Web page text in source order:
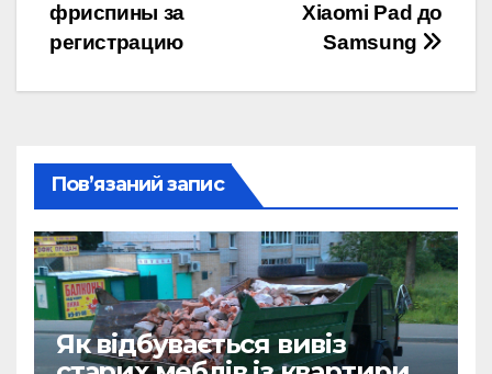
Xiaomi Pad до
Samsung
фриспины за
регистрацию
Пов’язаний запис
Як відбувається вивіз